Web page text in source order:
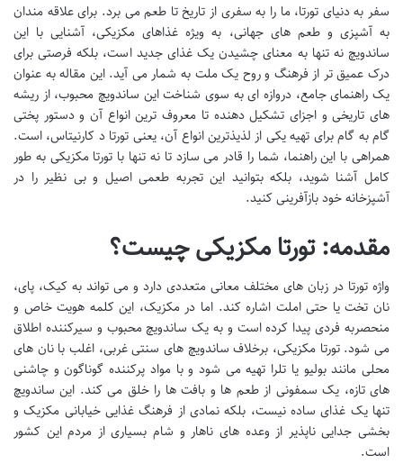
سفر به دنیای تورتا، ما را به سفری از تاریخ تا طعم می برد. برای علاقه مندان
به آشپزی و طعم های جهانی، به ویژه غذاهای مکزیکی، آشنایی با این
ساندویچ نه تنها به معنای چشیدن یک غذای جدید است، بلکه فرصتی برای
درک عمیق تر از فرهنگ و روح یک ملت به شمار می آید. این مقاله به عنوان
یک راهنمای جامع، دروازه ای به سوی شناخت این ساندویچ محبوب، از ریشه
های تاریخی و اجزای تشکیل دهنده تا معروف ترین انواع آن و دستور پختی
گام به گام برای تهیه یکی از لذیذترین انواع آن، یعنی تورتا د کارنیتاس، است.
همراهی با این راهنما، شما را قادر می سازد تا نه تنها با تورتا مکزیکی به طور
کامل آشنا شوید، بلکه بتوانید این تجربه طعمی اصیل و بی نظیر را در
آشپزخانه خود بازآفرینی کنید.
مقدمه: تورتا مکزیکی چیست؟
واژه تورتا در زبان های مختلف معانی متعددی دارد و می تواند به کیک، پای،
نان تخت یا حتی املت اشاره کند. اما در مکزیک، این کلمه هویت خاص و
منحصربه فردی پیدا کرده است و به یک ساندویچ محبوب و سیرکننده اطلاق
می شود. تورتا مکزیکی، برخلاف ساندویچ های سنتی غربی، اغلب با نان های
محلی مانند بولیو یا تلرا تهیه می شود و با مواد پرکننده گوناگون و چاشنی
های تازه، یک سمفونی از طعم ها و بافت ها را خلق می کند. این ساندویچ
تنها یک غذای ساده نیست، بلکه نمادی از فرهنگ غذایی خیابانی مکزیک و
بخشی جدایی ناپذیر از وعده های ناهار و شام بسیاری از مردم این کشور
است.